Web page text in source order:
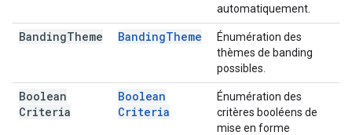
automatiquement.
BandingTheme BandingTheme
Énumération des
thèmes de banding
possibles.
Boolean
Criteria
Boolean
Criteria
Énumération des
critères booléens de
mise en forme